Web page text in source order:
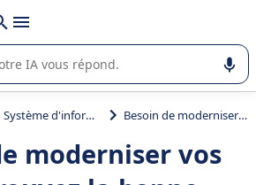
avec
dans l'utilisation ou la sélection de
Système d'information RH (SIRH) Besoin de moderniser vos RH ? Trouvez la bonne application dans ce comparatif de 13 logiciels
moderniser vos